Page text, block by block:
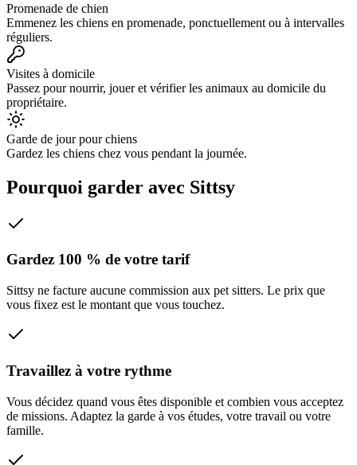
Promenade de chien
Emmenez les chiens en promenade, ponctuellement ou à intervalles
réguliers.
Visites à domicile
Passez pour nourrir, jouer et vérifier les animaux au domicile du
propriétaire.
Garde de jour pour chiens
Gardez les chiens chez vous pendant la journée.
Pourquoi garder avec Sittsy
Gardez 100 % de votre tarif
Sittsy ne facture aucune commission aux pet sitters. Le prix que
vous fixez est le montant que vous touchez.
Travaillez à votre rythme
Vous décidez quand vous êtes disponible et combien vous acceptez
de missions. Adaptez la garde à vos études, votre travail ou votre
famille.